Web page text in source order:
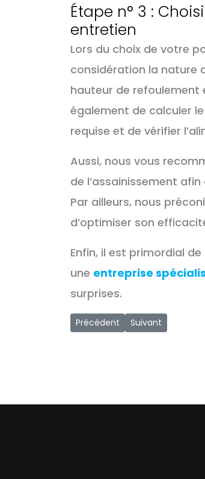
Étape n° 3 :
entretien
Lors du choix de votre
considération la nature
hauteur de refoulement
également de calculer
requise et de vérifier
Aussi, nous vous
de l’assainissement
Par ailleurs, nous
d’optimiser son
Enfin, il est primordial
une entreprise
surprises.
Article précédent : Les Eaux
Précédent Article suivant :
Suivant